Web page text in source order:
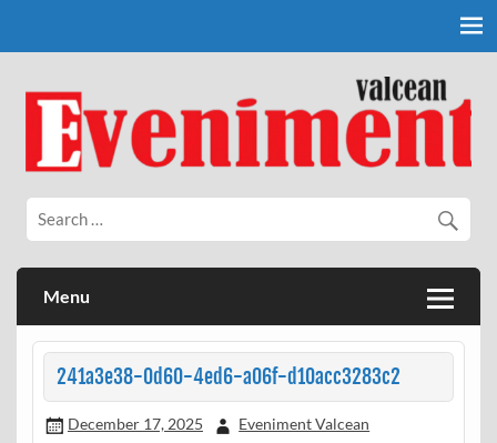
Eveniment Valcean
Menu
241a3e38-0d60-4ed6-a06f-d10acc3283c2
December 17, 2025 Eveniment Valcean